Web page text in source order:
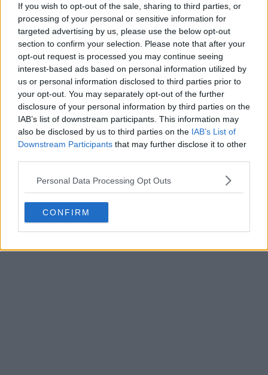
If you wish to opt-out of the sale, sharing to third parties, or
processing of your personal or sensitive information for
targeted advertising by us, please use the below opt-out
section to confirm your selection. Please note that after your
opt-out request is processed you may continue seeing
interest-based ads based on personal information utilized by
us or personal information disclosed to third parties prior to
your opt-out. You may separately opt-out of the further
disclosure of your personal information by third parties on the
IAB’s list of downstream participants. This information may
also be disclosed by us to third parties on the IAB’s List of
Downstream Participants that may further disclose it to other
Personal Data Processing Opt Outs
CONFIRM
Presentata la prima maglia 2026-2027 dell’SV